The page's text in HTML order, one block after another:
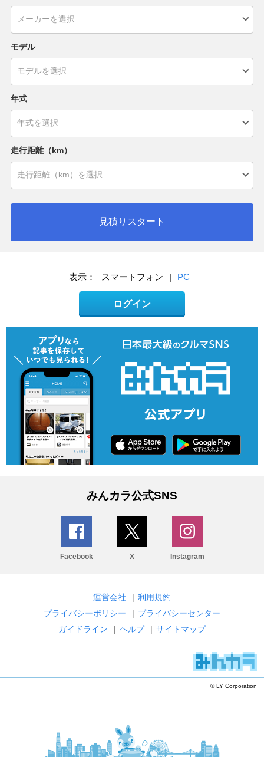
モデル
年式
走行距離（km）
見積りスタート
表示： スマートフォン | PC
ログイン
みんカラ公式SNS
Facebook X Instagram
運営会社 | 利用規約
プライバシーポリシー
| プライバシーセンター
ガイドライン
| ヘルプ | サイトマップ
© LY Corporation